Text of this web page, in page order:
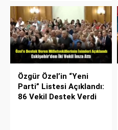
Özgür Özel’in “Yeni
Parti” Listesi Açıklandı:
86 Vekil Destek Verdi